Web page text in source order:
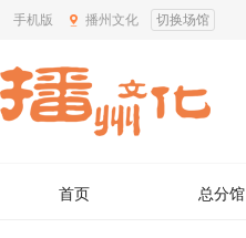
手机版 播州文化 切换场馆
首页 总分馆